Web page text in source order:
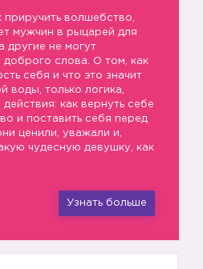
приручить волшебство,
мужчин в рыцарей для
другие не могут
доброго слова. О том, как
себя и что это значит
воды, только логика,
как вернуть себе
и поставить себя перед
ценили, уважали и,
чудесную девушку, как
Узнать больше